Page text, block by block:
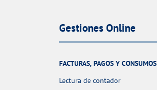
Gestiones Online
FACTURAS, PAGOS Y CONSUMOS
Lectura de contador